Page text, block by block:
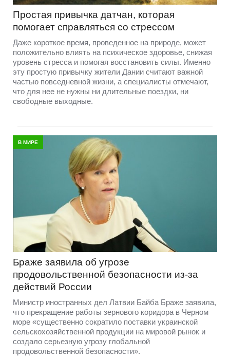
Простая привычка датчан, которая
помогает справляться со стрессом
Даже короткое время, проведенное на природе, может
положительно влиять на психическое здоровье, снижая
уровень стресса и помогая восстановить силы. Именно
эту простую привычку жители Дании считают важной
частью повседневной жизни, а специалисты отмечают,
что для нее не нужны ни длительные поездки, ни
свободные выходные.
В МИРЕ
Браже заявила об угрозе
продовольственной безопасности из-за
действий России
Министр иностранных дел Латвии Байба Браже заявила,
что прекращение работы зернового коридора в Черном
море «существенно сократило поставки украинской
сельскохозяйственной продукции на мировой рынок и
создало серьезную угрозу глобальной
продовольственной безопасности».